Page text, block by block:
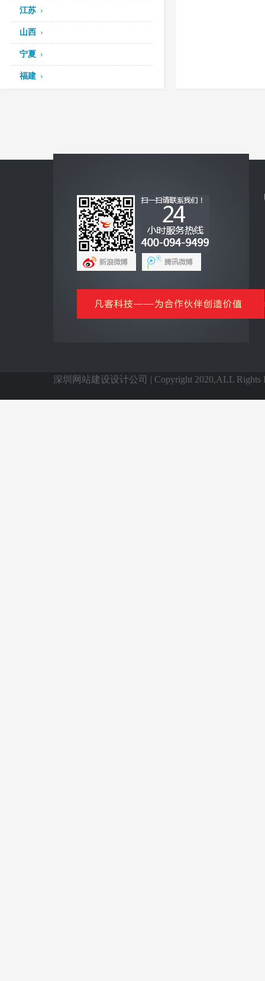
江苏
山西
宁夏
福建
互联网+
企业手机客户端
网上商城云平台
信息化基础产品
深圳网站建设设计公司 | Copyright 2020,ALL Rights